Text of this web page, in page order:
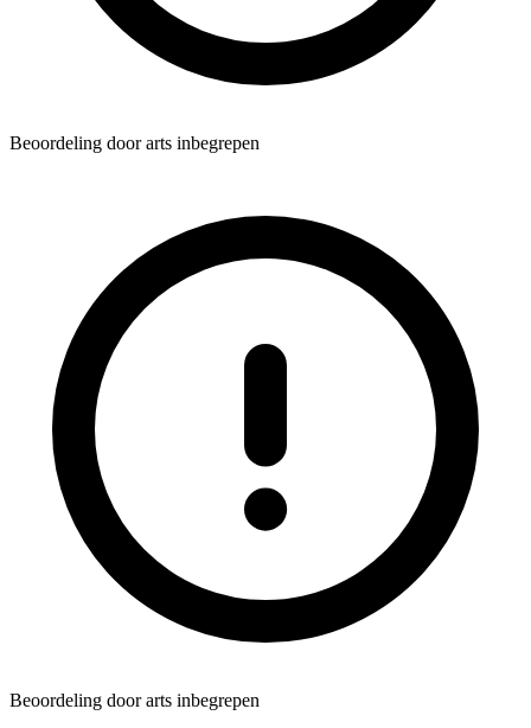
Beoordeling door arts inbegrepen
Beoordeling door arts inbegrepen